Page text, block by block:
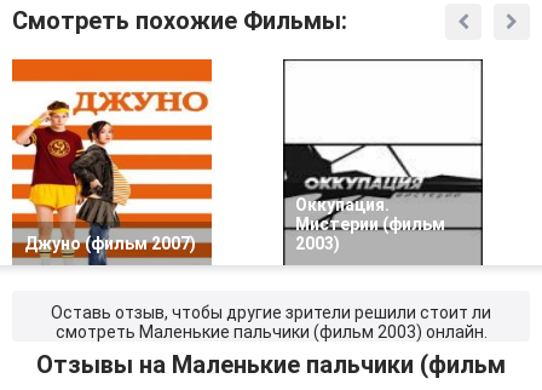
Смотреть похожие Фильмы:
Джуно (фильм 2007)
Оккупация.
Мистерии (фильм
2003)
Оставь отзыв, чтобы другие зрители решили стоит ли
смотреть Маленькие пальчики (фильм 2003) онлайн.
Отзывы на Маленькие пальчики (фильм